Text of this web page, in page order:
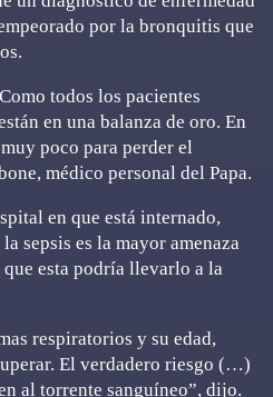
por la bronquitis que
todos los pacientes
en una balanza de oro. En
poco para perder el
médico personal del Papa.
en que está internado,
sepsis es la mayor amenaza
esta podría llevarlo a la
respiratorios y su edad,
El verdadero riesgo (…)
al torrente sanguíneo”, dijo.